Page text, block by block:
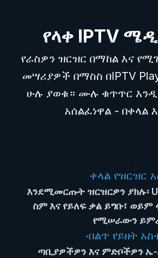
የላቀ IPTV
የራስዎን ዝርዝር በማከል እና
መሣሪያዎች በማስስ በIPTV
ሁሉ ያወቁ። ሙሉ ቁጥጥር
አሰልፈነዋል - በቀላል
ቀላል የዝርዝር
እንደሚመርጡት ዝርዝርዎን ያክሉ፡
ስም እና የይለፍ ቃል ይግቡ፣ ወይም
የሚሠራውን
ብልጥ የይዘት
ጣቢያዎችዎን እና ምድቦችዎን